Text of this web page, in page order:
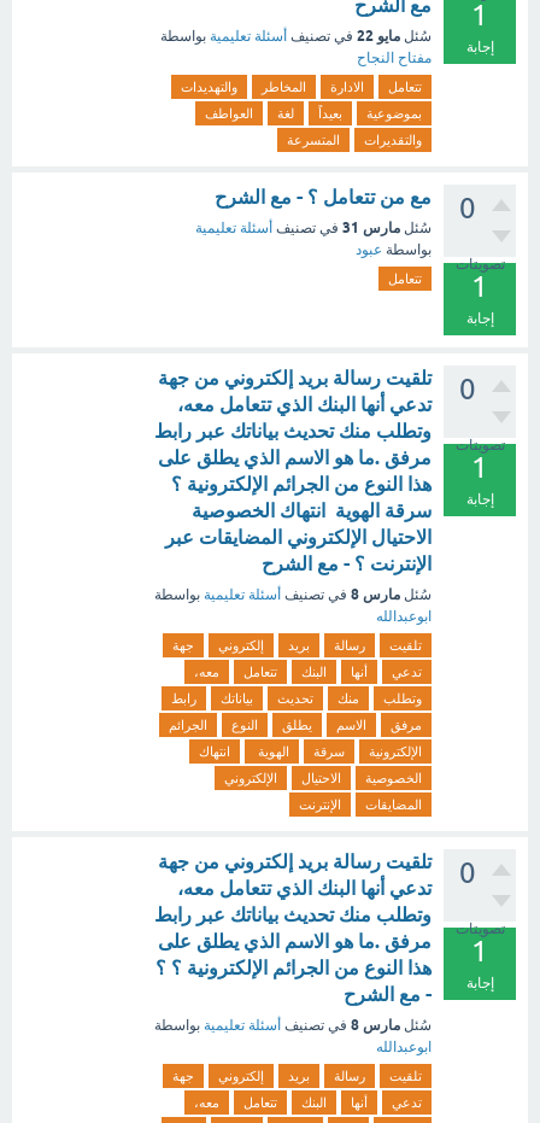
1
إجابة
مع الشرح
سُئل مايو 22 في تصنيف أسئلة تعليمية بواسطة
مفتاح النجاح
تتعامل الادارة المخاطر
والتهديدات
بموضوعية
بعيداً لغة
العواطف
والتقديرات
المتسرعة
0
تصويتات
1
إجابة
مع من تتعامل ؟ - مع الشرح
سُئل مارس 31 في تصنيف أسئلة تعليمية
بواسطة عبود
تتعامل
0
تصويتات
1
إجابة
تلقيت رسالة بريد إلكتروني من جهة
تدعي أنها البنك الذي تتعامل معه،
وتطلب منك تحديث بياناتك عبر رابط
مرفق .ما هو الاسم الذي يطلق على
هذا النوع من الجرائم الإلكترونية ؟
سرقة الهوية انتهاك الخصوصية
الاحتيال الإلكتروني المضايقات عبر
الإنترنت ؟ - مع الشرح
سُئل مارس 8 في تصنيف أسئلة تعليمية بواسطة
ابوعبدالله
تلقيت رسالة بريد إلكتروني
جهة
تدعي
أنها البنك تتعامل
معه،
وتطلب
منك تحديث بياناتك
رابط
مرفق
الاسم يطلق النوع
الجرائم
الإلكترونية
سرقة الهوية
انتهاك
الخصوصية
الاحتيال
الإلكتروني
المضايقات
الإنترنت
0
تصويتات
1
إجابة
تلقيت رسالة بريد إلكتروني من جهة
تدعي أنها البنك الذي تتعامل معه،
وتطلب منك تحديث بياناتك عبر رابط
مرفق .ما هو الاسم الذي يطلق على
هذا النوع من الجرائم الإلكترونية ؟ ؟
- مع الشرح
سُئل مارس 8 في تصنيف أسئلة تعليمية بواسطة
ابوعبدالله
تلقيت رسالة بريد إلكتروني
جهة
تدعي
أنها البنك تتعامل
معه،